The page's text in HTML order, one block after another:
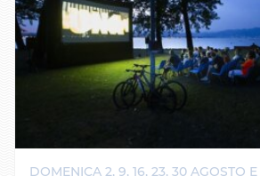
DOMENICA 2, 9, 16, 23, 30 AGOSTO